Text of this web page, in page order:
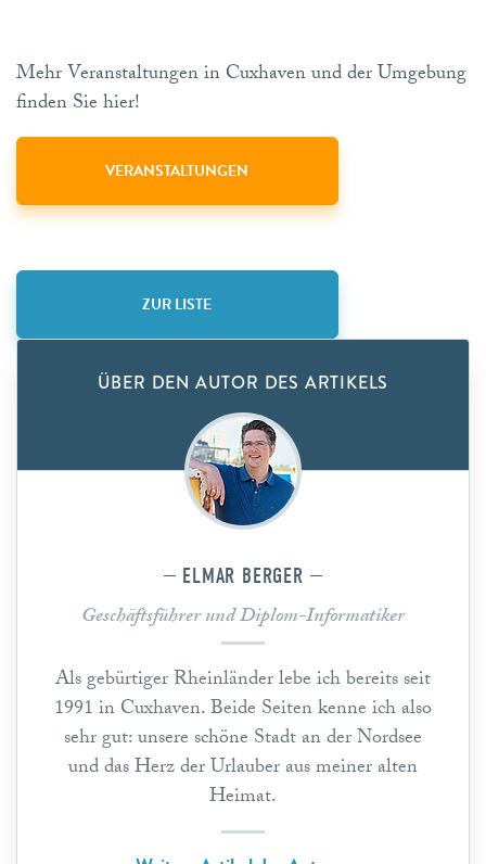
Mehr Veranstaltungen in Cuxhaven und der Umgebung
finden Sie hier!
VERANSTALTUNGEN
ZUR LISTE
ÜBER DEN AUTOR DES ARTIKELS
ELMAR BERGER
Geschäftsführer und Diplom-Informatiker
Als gebürtiger Rheinländer lebe ich bereits seit
1991 in Cuxhaven. Beide Seiten kenne ich also
sehr gut: unsere schöne Stadt an der Nordsee
und das Herz der Urlauber aus meiner alten
Heimat.